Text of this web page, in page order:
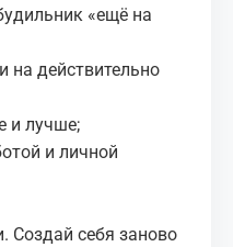
«ещё на
на действительно
и лучше;
и личной
Создай себя заново